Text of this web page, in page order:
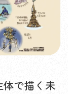
で描く未